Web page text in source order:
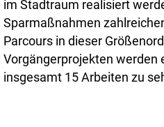
im Stadtraum realisiert
Sparmaßnahmen
Parcours in dieser
Vorgängerprojekten werden
insgesamt 15 Arbeiten zu